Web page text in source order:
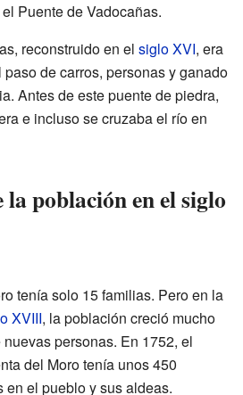
Puente de Vadocañas.
reconstruido en el siglo XVI, era
de carros, personas y ganado
Antes de este puente de piedra,
e incluso se cruzaba el río en
población en el siglo
tenía solo 15 familias. Pero en la
XVIII, la población creció mucho
personas. En 1752, el
del Moro tenía unos 450
en el pueblo y sus aldeas.